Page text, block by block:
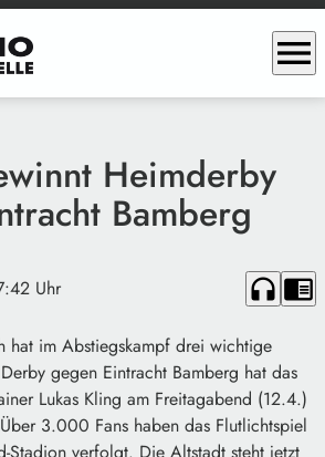
menu
Heimderby
Bamberg
Uhr headphones chrome_reader_mode
hat im Abstiegskampf drei wichtige
gegen Eintracht Bamberg hat das
Lukas Kling am Freitagabend (12.4.)
3.000 Fans haben das Flutlichtspiel
Stadion verfolgt. Die Altstadt steht jetzt